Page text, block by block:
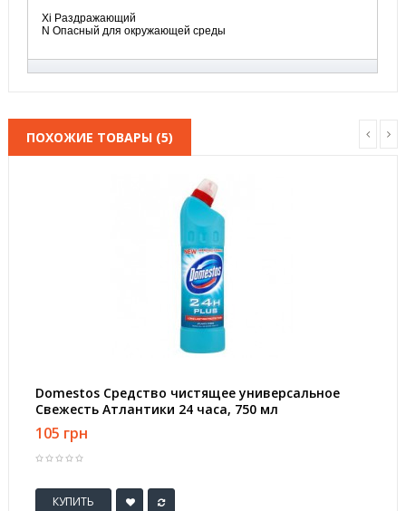
Xi Раздражающий
N Опасный для окружающей среды
ПОХОЖИЕ ТОВАРЫ (5)
Domestos Средство чистящее универсальное
Свежесть Атлантики 24 часа, 750 мл
105 грн
КУПИТЬ